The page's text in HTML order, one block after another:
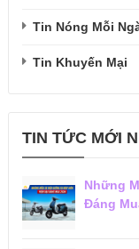
Tin Nóng Mỗi
Tin Khuyến Mại
TIN TỨC MỚI
Những
Đáng